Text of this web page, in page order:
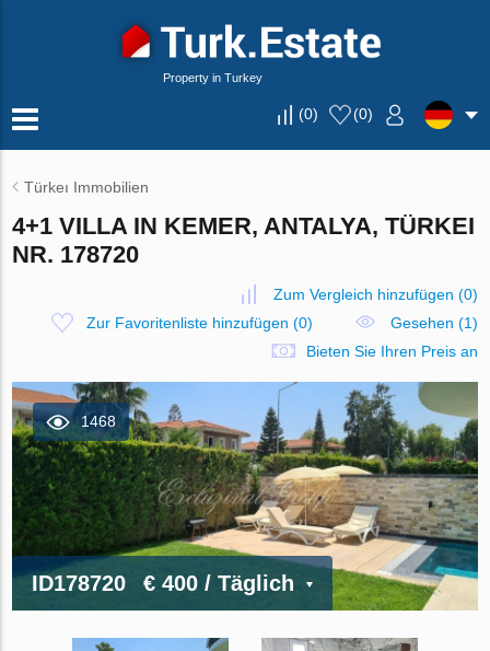
Property in Turkey
(0) (0)
Türkeı Immobilien
4+1 VILLA IN KEMER, ANTALYA, TÜRKEI
NR. 178720
Zum Vergleich hinzufügen (0)
Zur Favoritenliste hinzufügen (0)
Gesehen (1)
Bieten Sie Ihren Preis an
1468
ID178720 € 400/ Täglich